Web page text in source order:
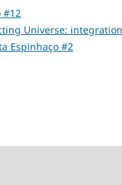
#12
Universe: integration
Espinhaço #2